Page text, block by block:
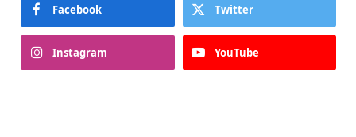
Facebook Twitter
Instagram YouTube